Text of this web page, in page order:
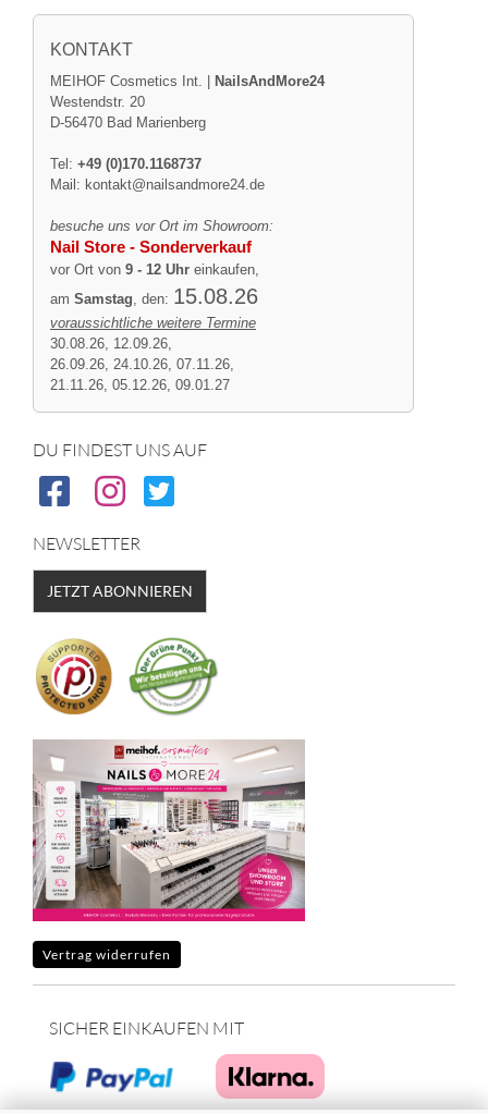
KONTAKT
MEIHOF Cosmetics Int. |
NailsAndMore24
Westendstr. 20
D-56470 Bad Marienberg
Tel: +49 (0)170.1168737
Mail: kontakt@nailsandmore24.de
besuche uns vor Ort im Showroom:
Nail Store - Sonderverkauf
vor Ort von 9 - 12 Uhr einkaufen,
am Samstag, den: 15.08.26
voraussichtliche weitere Termine
30.08.26, 12.09.26,
26.09.26, 24.10.26, 07.11.26,
21.11.26, 05.12.26, 09.01.27
DU FINDEST UNS AUF
NEWSLETTER
JETZT ABONNIEREN
Vertrag widerrufen
SICHER EINKAUFEN MIT